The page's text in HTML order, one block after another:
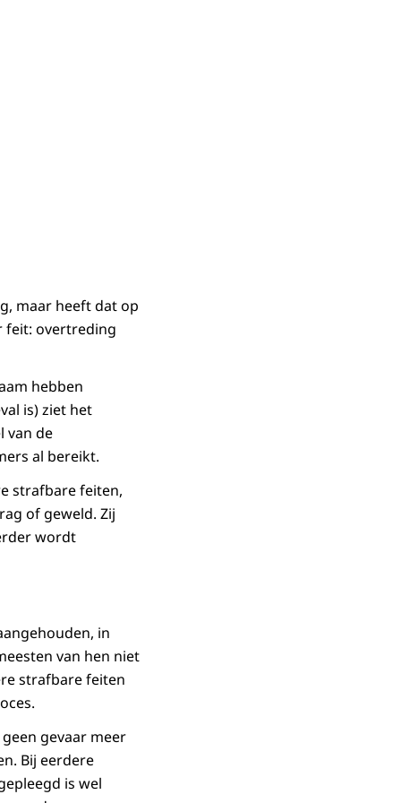
maar heeft dat op
feit: overtreding
hebben
is) ziet het
van de
al bereikt.
strafbare feiten,
of geweld. Zij
wordt
in
van hen niet
strafbare feiten
gevaar meer
Bij eerdere
is wel